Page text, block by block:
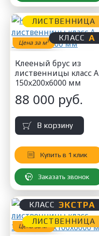
Цена за м3
ЛИСТВЕННИЦА
КЛАСС А
Клееный брус из
лиственницы класс А
150x200x6000 мм
88 000 руб.
В корзину
Купить в 1 клик
Заказать звонок
Цена за м3
КЛАСС ЭКСТРА
ЛИСТВЕННИЦА